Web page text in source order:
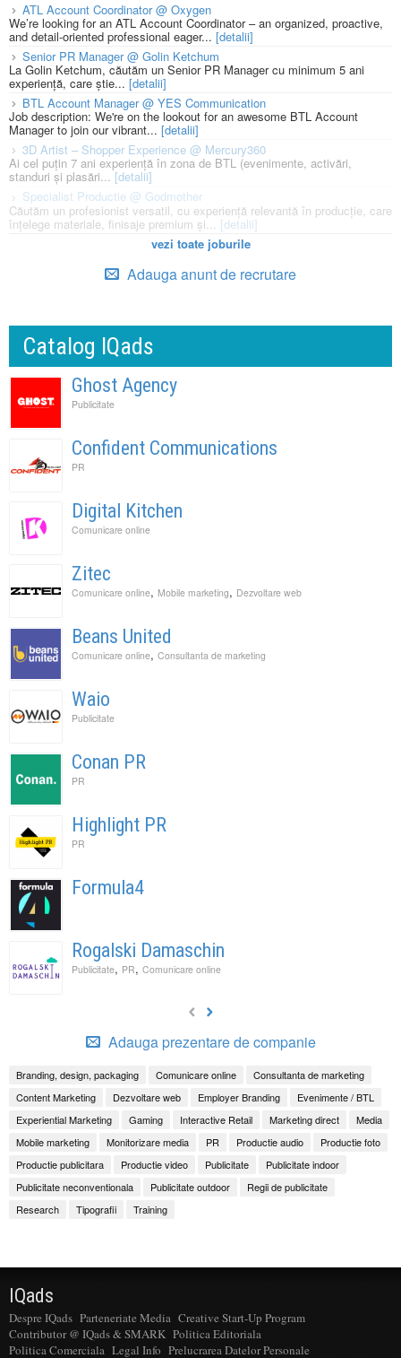
ATL Account Coordinator @ Oxygen
We’re looking for an ATL Account Coordinator – an organized, proactive,
and detail-oriented professional eager... [detalii]
Senior PR Manager @ Golin Ketchum
La Golin Ketchum, căutăm un Senior PR Manager cu minimum 5 ani
experiență, care știe... [detalii]
BTL Account Manager @ YES Communication
Job description: We're on the lookout for an awesome BTL Account
Manager to join our vibrant... [detalii]
3D Artist – Shopper Experience @ Mercury360
Ai cel puțin 7 ani experiență în zona de BTL (evenimente, activări,
standuri și plasări... [detalii]
Specialist Productie @ Godmother
Căutăm un profesionist versatil, cu experiență relevantă în producție, care
înțelege materiale, finisaje premium și... [detalii]
vezi toate joburile
Adauga anunt de recrutare
Catalog IQads
Ghost Agency
Publicitate
Confident Communications
PR
Digital Kitchen
Comunicare online
Zitec
Comunicare online, Mobile marketing, Dezvoltare web
Beans United
Comunicare online, Consultanta de marketing
Waio
Publicitate
Conan PR
PR
Highlight PR
PR
Formula4
Rogalski Damaschin
Publicitate, PR, Comunicare online
Adauga prezentare de companie
Branding, design, packaging Comunicare online
Consultanta de marketing
Content Marketing
Dezvoltare web Employer Branding
Evenimente / BTL
Experiential Marketing
Gaming Interactive Retail Marketing direct
Media
Mobile marketing
Monitorizare media PR Productie audio
Productie foto
Productie publicitara
Productie video Publicitate
Publicitate indoor
Publicitate neconventionala
Publicitate outdoor
Regii de publicitate
Research
Tipografii Training
IQads
Despre IQads Parteneriate Media Creative Start-Up Program
Contributor @ IQads & SMARK Politica Editoriala
Politica Comerciala Legal Info Prelucrarea Datelor Personale